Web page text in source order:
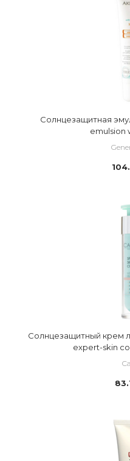
Солнцезащитная
emulsion
Солнцезащитный крем
expert-skin